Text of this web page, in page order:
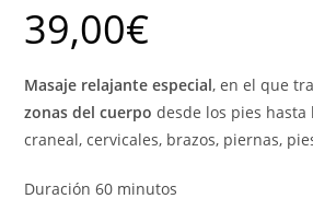
39,00€
Masaje relajante especial, en el que
zonas del cuerpo desde los pies hasta
craneal, cervicales, brazos, piernas,
Duración 60 minutos